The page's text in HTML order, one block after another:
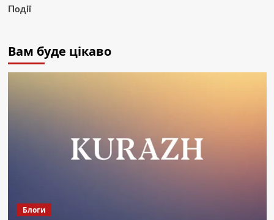
Події
Вам буде цікаво
Блоги